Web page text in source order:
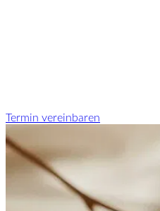
Termin vereinbaren